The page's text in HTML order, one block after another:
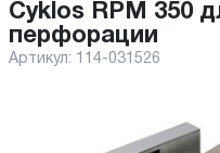
Cyklos RPM 350 для штриховой
перфорации
Артикул: 114-031526